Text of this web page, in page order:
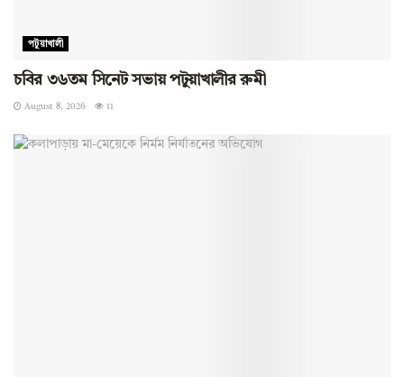
পটুয়াখালী
চবির ৩৬তম সিনেট সভায় পটুয়াখালীর রুমী
August 8, 2026 11